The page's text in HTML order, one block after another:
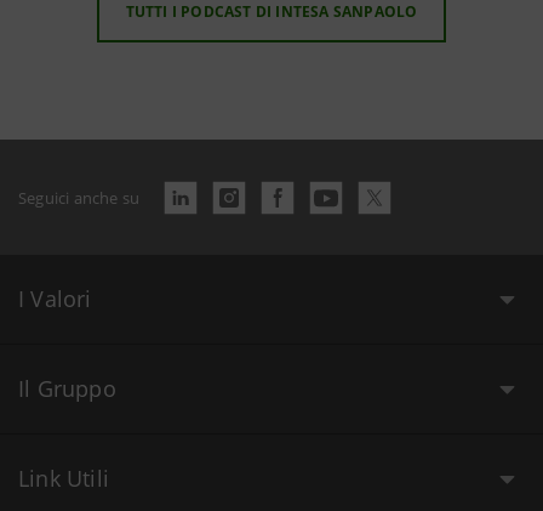
TUTTI I PODCAST DI INTESA SANPAOLO
Seguici anche su
I Valori
Il Gruppo
Link Utili